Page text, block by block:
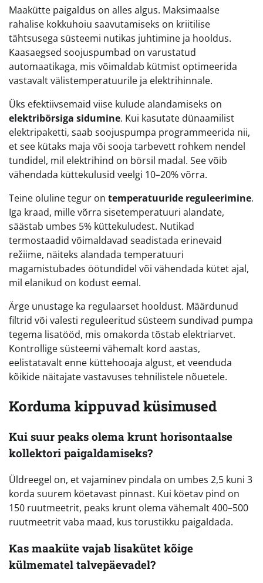
Maakütte paigaldus on alles algus. Maksimaalse
rahalise kokkuhoiu saavutamiseks on kriitilise
tähtsusega süsteemi nutikas juhtimine ja hooldus.
Kaasaegsed soojuspumbad on varustatud
automaatikaga, mis võimaldab kütmist optimeerida
vastavalt välistemperatuurile ja elektrihinnale.
Üks efektiivsemaid viise kulude alandamiseks on
elektribörsiga sidumine. Kui kasutate dünaamilist
elektripaketti, saab soojuspumpa programmeerida nii,
et see kütaks maja või sooja tarbevett rohkem nendel
tundidel, mil elektrihind on börsil madal. See võib
vähendada küttekulusid veelgi 10–20% võrra.
Teine oluline tegur on temperatuuride reguleerimine.
Iga kraad, mille võrra sisetemperatuuri alandate,
säästab umbes 5% küttekuludest. Nutikad
termostaadid võimaldavad seadistada erinevaid
režiime, näiteks alandada temperatuuri
magamistubades öötundidel või vähendada kütet ajal,
mil elanikud on kodust eemal.
Ärge unustage ka regulaarset hooldust. Määrdunud
filtrid või valesti reguleeritud süsteem sundivad pumpa
tegema lisatööd, mis omakorda tõstab elektriarvet.
Kontrollige süsteemi vähemalt kord aastas,
eelistatavalt enne küttehooaja algust, et veenduda
kõikide näitajate vastavuses tehnilistele nõuetele.
Korduma kippuvad küsimused
Kui suur peaks olema krunt horisontaalse
kollektori paigaldamiseks?
Üldreegel on, et vajaminev pindala on umbes 2,5 kuni 3
korda suurem köetavast pinnast. Kui köetav pind on
150 ruutmeetrit, peaks krunt olema vähemalt 400–500
ruutmeetrit vaba maad, kus torustikku paigaldada.
Kas maaküte vajab lisakütet kõige
külmematel talvepäevadel?